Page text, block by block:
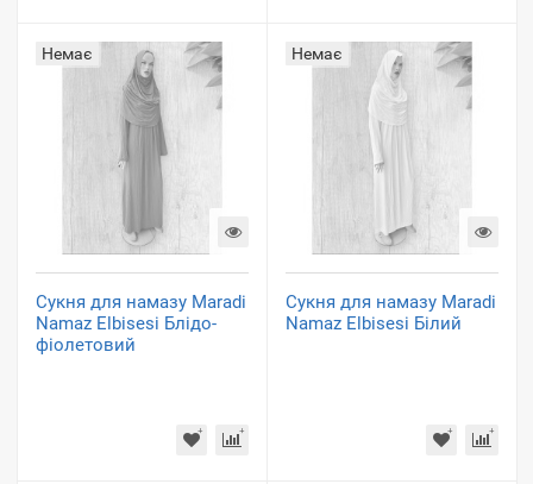
Немає
Сукня для намазу Maradi
Namaz Elbisesi Блідо-
фіолетовий
Немає
Сукня для намазу Maradi
Namaz Elbisesi Білий